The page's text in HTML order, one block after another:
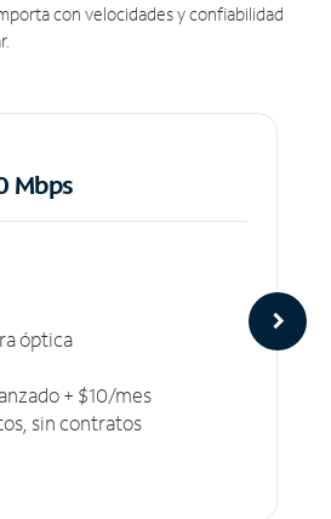
con velocidades y confiabilidad
Mbps
óptica
+ $10/mes
sin contratos